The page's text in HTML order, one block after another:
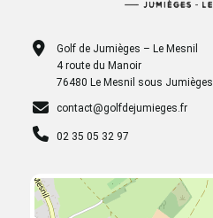
Golf de Jumièges – Le Mesnil
4 route du Manoir
76480 Le Mesnil sous Jumièges
contact@golfdejumieges.fr
02 35 05 32 97